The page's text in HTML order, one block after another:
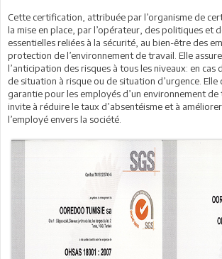
Cette certification, attribuée par l’organisme de
la mise en place, par l’opérateur, des politiques et
essentielles reliées à la sécurité, au bien-être des
protection de l’environnement de travail. Elle
l’anticipation des risques à tous les niveaux: en cas
de situation à risque ou de situation d’urgence. Elle
garantie pour les employés d’un environnement
invite à réduire le taux d’absentéisme et à
l’employé envers la société.